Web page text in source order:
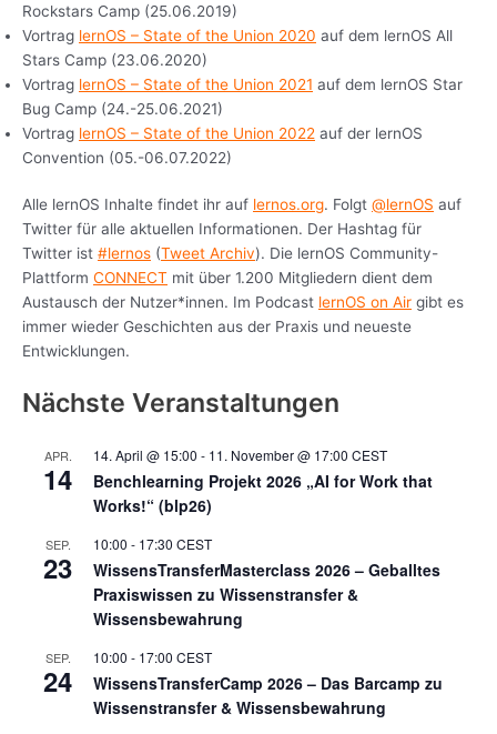
Rockstars Camp (25.06.2019)
Vortrag lernOS – State of the Union 2020 auf dem lernOS All
Stars Camp (23.06.2020)
Vortrag lernOS – State of the Union 2021 auf dem lernOS Star
Bug Camp (24.-25.06.2021)
Vortrag lernOS – State of the Union 2022 auf der lernOS
Convention (05.-06.07.2022)
Alle lernOS Inhalte findet ihr auf lernos.org. Folgt @lernOS auf
Twitter für alle aktuellen Informationen. Der Hashtag für
Twitter ist #lernos (Tweet Archiv). Die lernOS Community-
Plattform CONNECT mit über 1.200 Mitgliedern dient dem
Austausch der Nutzer*innen. Im Podcast lernOS on Air gibt es
immer wieder Geschichten aus der Praxis und neueste
Entwicklungen.
Nächste Veranstaltungen
APR.
14
14. April @ 15:00 - 11. November @ 17:00 CEST
Benchlearning Projekt 2026 „AI for Work that
Works!“ (blp26)
SEP.
23
10:00 - 17:30 CEST
WissensTransferMasterclass 2026 – Geballtes
Praxiswissen zu Wissenstransfer &
Wissensbewahrung
SEP.
24
10:00 - 17:00 CEST
WissensTransferCamp 2026 – Das Barcamp zu
Wissenstransfer & Wissensbewahrung